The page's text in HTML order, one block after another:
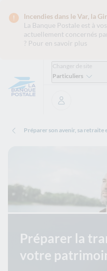
Incendies dans le Var, la
La Banque Postale est à
actuellement concernés
? Pour en savoir plus
Changer de site
Particuliers
Se connecter
Préparer son avenir, sa retraite
Préparer la
votre